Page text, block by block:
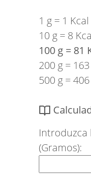
1 g = 1 Kcal
10 g = 8
100 g = 81
200 g =
500 g =
Introduzca
(Gramos):